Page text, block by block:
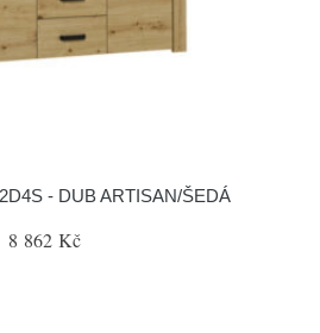
- DUB ARTISAN/ŠEDÁ
8 862 Kč